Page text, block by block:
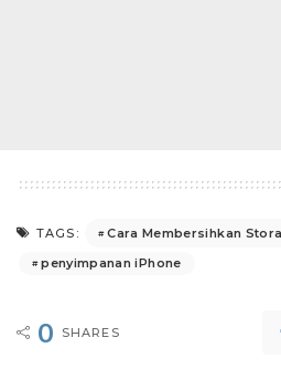
TAGS: Cara Membersihkan
penyimpanan iPhone
0 SHARES